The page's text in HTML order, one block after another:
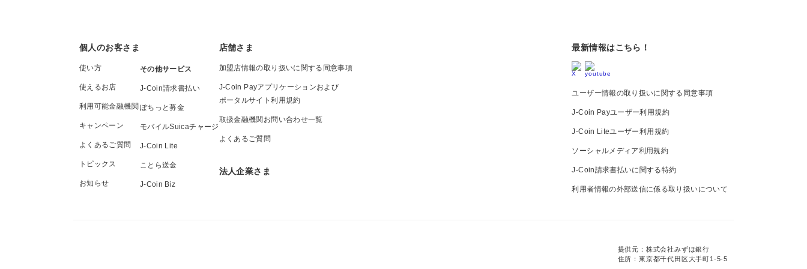
個人のお客さま
使い方
使えるお店
利用可能金融機関
キャンペーン
よくあるご質問
トピックス
お知らせ
その他サービス
J-Coin請求書払い
ぽちっと募金
モバイルSuicaチャージ
J-Coin Lite
ことら送金
J-Coin Biz
店舗さま
加盟店情報の取り扱いに関する同意事項
J-Coin Payアプリケーションおよび
ポータルサイト利用規約
取扱金融機関お問い合わせ一覧
よくあるご質問
法人企業さま
最新情報はこちら！
ユーザー情報の取り扱いに関する同意事項
J-Coin Payユーザー利用規約
J-Coin Liteユーザー利用規約
ソーシャルメディア利用規約
J-Coin請求書払いに関する特約
利用者情報の外部送信に係る取り扱いについて
提供元：株式会社みずほ銀行
住所：東京都千代田区大手町1-5-5